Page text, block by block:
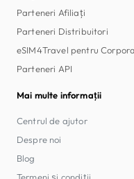
Parteneri Afiliați
Parteneri Distribuitori
eSIM4Travel pentru
Parteneri API
Mai multe informații
Centrul de ajutor
Despre noi
Blog